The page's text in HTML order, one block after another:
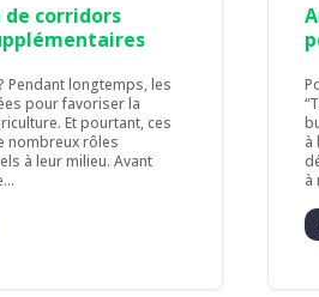
de corridors
Pendant longtemps, les
pour favoriser la
Et pourtant, ces
nombreux rôles
à leur milieu. Avant
à
à